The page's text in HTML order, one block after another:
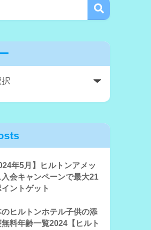
年5月】ヒルトンアメッ
入会キャンペーンで最大21
ントゲット
のヒルトンホテル子供の添
無料年齢一覧2024【ヒルト